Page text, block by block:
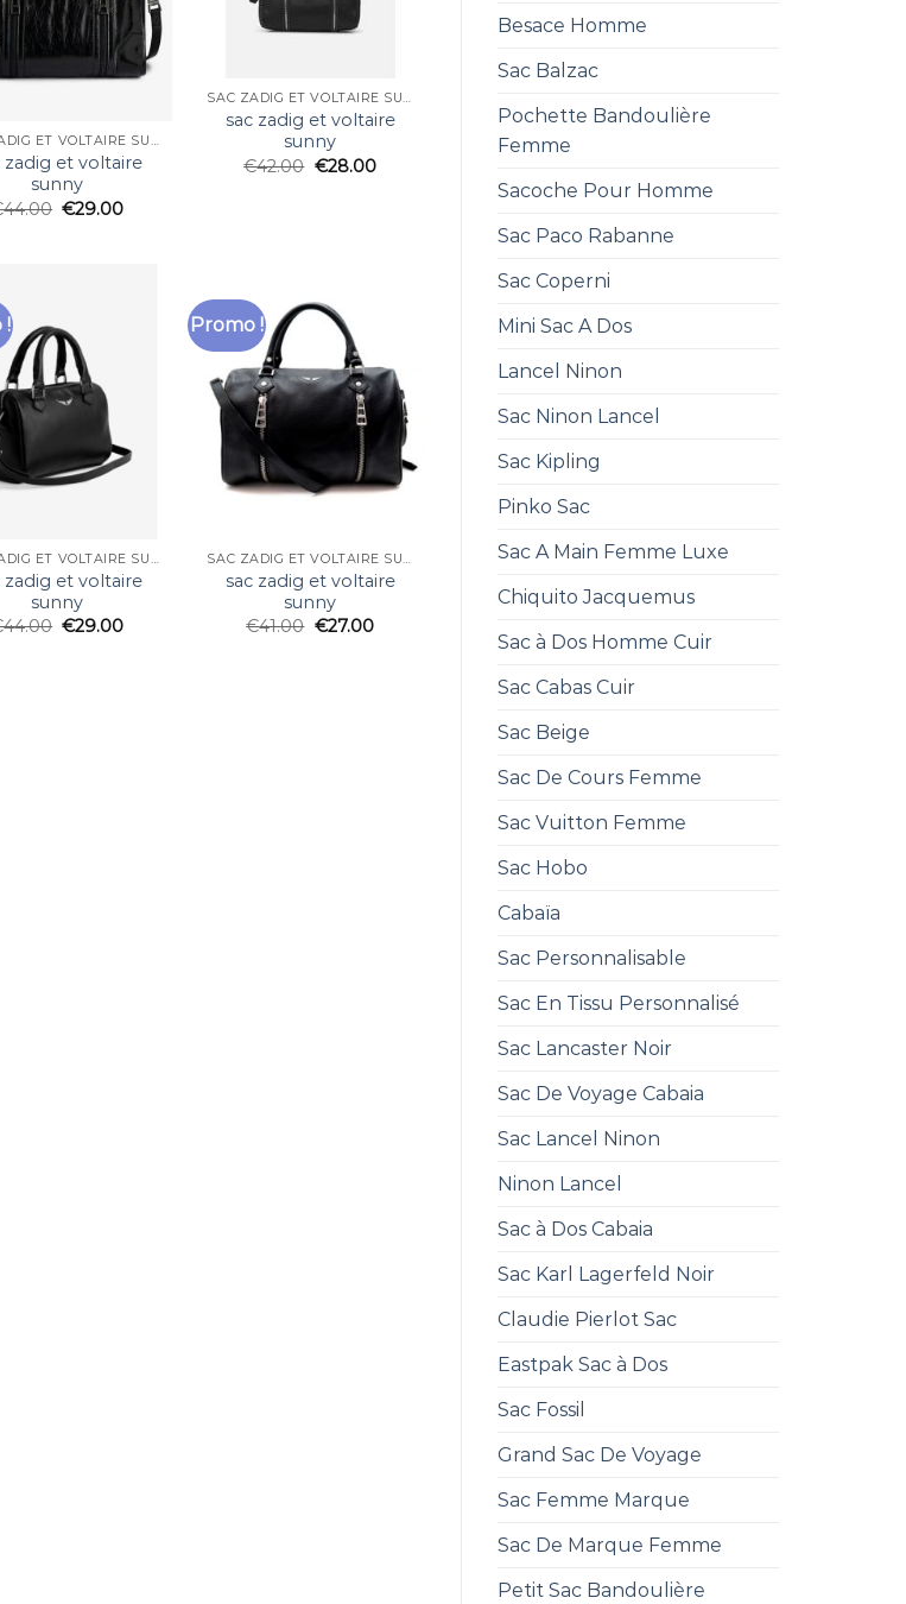
Besace Homme
Sac Balzac
Pochette Bandoulière
Femme
Sacoche Pour Homme
Sac Paco Rabanne
Sac Coperni
Mini Sac A Dos
Lancel Ninon
Sac Ninon Lancel
Sac Kipling
Pinko Sac
Sac A Main Femme Luxe
Chiquito Jacquemus
Sac à Dos Homme Cuir
Sac Cabas Cuir
Sac Beige
Sac De Cours Femme
Sac Vuitton Femme
Sac Hobo
Cabaïa
Sac Personnalisable
Sac En Tissu Personnalisé
Sac Lancaster Noir
Sac De Voyage Cabaia
Sac Lancel Ninon
Ninon Lancel
Sac à Dos Cabaia
Sac Karl Lagerfeld Noir
Claudie Pierlot Sac
Eastpak Sac à Dos
Sac Fossil
Grand Sac De Voyage
Sac Femme Marque
Sac De Marque Femme
Petit Sac Bandoulière
SAC ZADIG ET VOLTAIRE SUNNY
zadig et voltaire
sunny
44.00 €29.00
SAC ZADIG ET VOLTAIRE SUNNY
sac zadig et voltaire
sunny
€42.00 €28.00
!
SAC ZADIG ET VOLTAIRE SUNNY
zadig et voltaire
sunny
44.00 €29.00
Promo !
SAC ZADIG ET VOLTAIRE SUNNY
sac zadig et voltaire
sunny
€41.00 €27.00